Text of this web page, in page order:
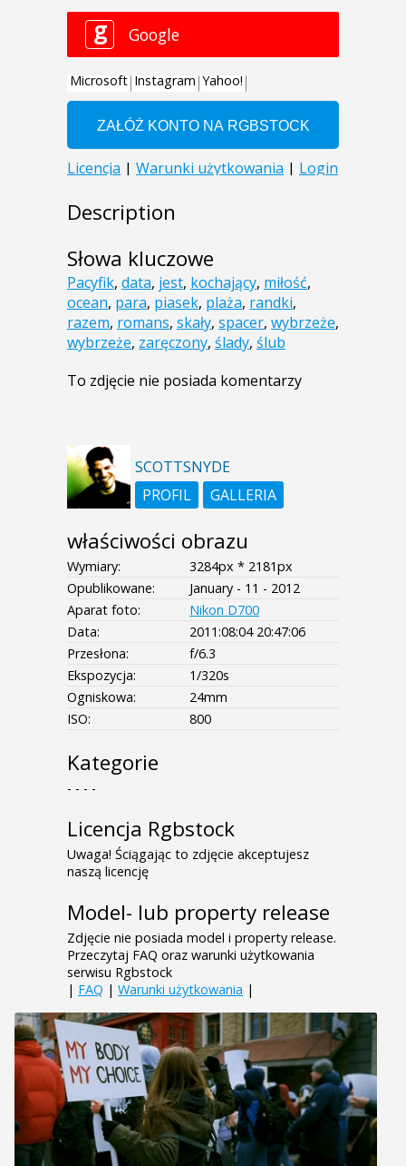
Description
Słowa kluczowe
Pacyfik, data, jest, kochający, miłość,
ocean, para, piasek, plaża, randki,
razem, romans, skały, spacer, wybrzeże,
wybrzeże, zaręczony, ślady, ślub
To zdjęcie nie posiada komentarzy
SCOTTSNYDE
PROFIL
GALLERIA
właściwości obrazu
Wymiary:
3284px * 2181px
Opublikowane:
January - 11 - 2012
Aparat foto:
Nikon D700
Data:
2011:08:04 20:47:06
Przesłona:
f/6.3
Ekspozycja:
1/320s
Ogniskowa:
24mm
ISO:
800
Kategorie
- - - -
Licencja Rgbstock
Uwaga! Ściągając to zdjęcie akceptujesz
naszą licencję
Model- lub property release
Zdjęcie nie posiada model i property release.
Przeczytaj FAQ oraz warunki użytkowania
serwisu Rgbstock
| FAQ | Warunki użytkowania |